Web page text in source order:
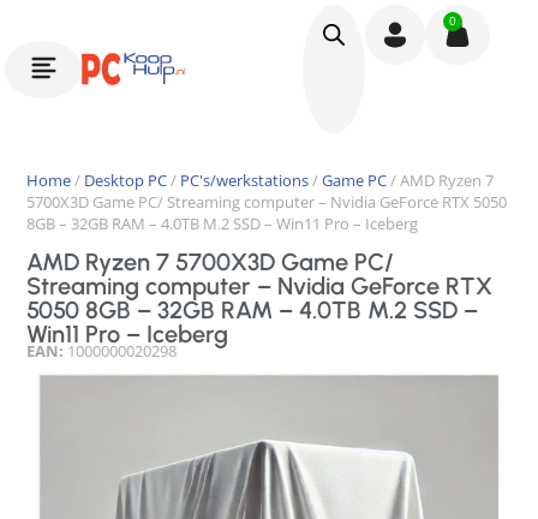
0
Home/ Desktop PC/ PC's/werkstations/Game PC/ AMD Ryzen 7
5700X3D Game PC/ Streaming computer – Nvidia GeForce RTX 5050
8GB – 32GB RAM – 4.0TB M.2 SSD – Win11 Pro – Iceberg
AMD Ryzen 7 5700X3D Game PC/
Streaming computer – Nvidia GeForce RTX
5050 8GB – 32GB RAM – 4.0TB M.2 SSD –
Win11 Pro – Iceberg
EAN: 1000000020298